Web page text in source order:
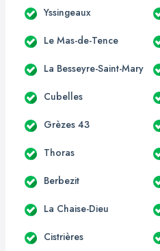
Yssingeaux
Le Mas-de-Tence
La Besseyre-Saint-Mary
Cubelles
Grèzes 43
Thoras
Berbezit
La Chaise-Dieu
Cistrières